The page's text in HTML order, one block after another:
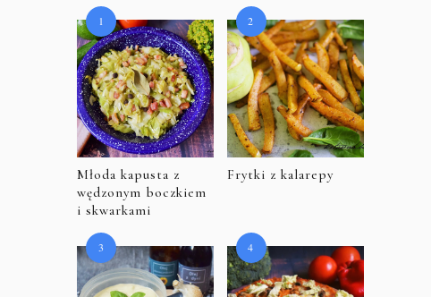
Młoda kapusta z
wędzonym boczkiem
i skwarkami
Frytki z kalarepy